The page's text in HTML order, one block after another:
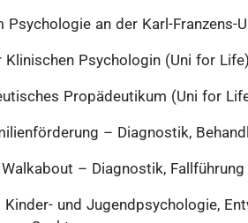
Psychologie an der Karl-Franzens-
Klinischen Psychologin (Uni for
Propädeutikum (Uni for
– Diagnostik,
– Diagnostik,
Kinder- und Jugendpsychologie,